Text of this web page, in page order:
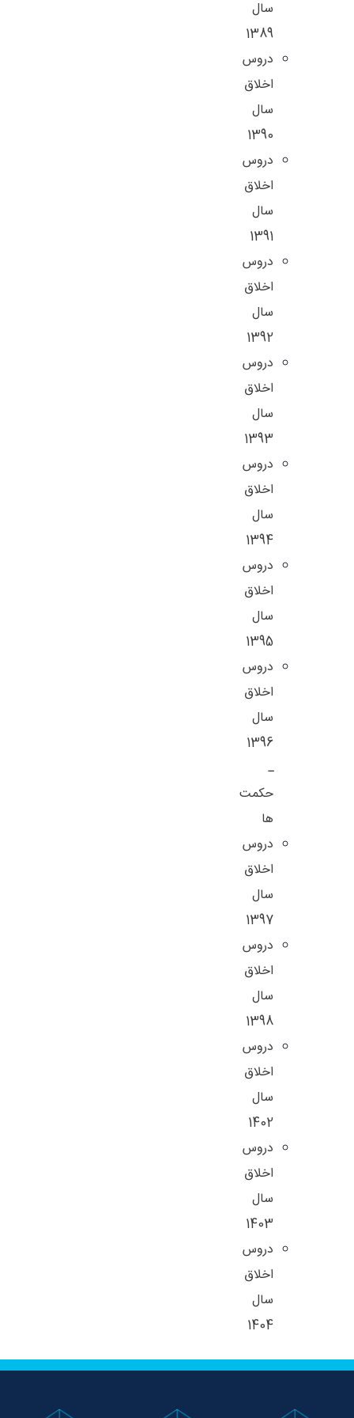
سال
1389
دروس
اخلاق
سال
1390
دروس
اخلاق
سال
1391
دروس
اخلاق
سال
1392
دروس
اخلاق
سال
1393
دروس
اخلاق
سال
1394
دروس
اخلاق
سال
1395
دروس
اخلاق
سال
1396
ـ
حکمت
ها
دروس
اخلاق
سال
1397
دروس
اخلاق
سال
1398
دروس
اخلاق
سال
1402
دروس
اخلاق
سال
1403
دروس
اخلاق
سال
1404